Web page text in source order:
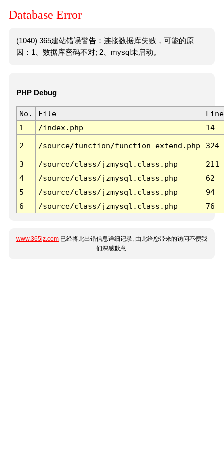
Database Error
(1040) 365建站错误警告：连接数据库失败，可能的原
因：1、数据库密码不对; 2、mysql未启动。
PHP Debug
No. File
Line
1
/index.php 14
2 /source/function/function_extend.php 324
3 /source/class/jzmysql.class.php
211
4
/source/class/jzmysql.class.php
62
5
/source/class/jzmysql.class.php
94
6
/source/class/jzmysql.class.php 76
www.365jz.com 已经将此出错信息详细记录, 由此给您带来的访问不便我
们深感歉意.